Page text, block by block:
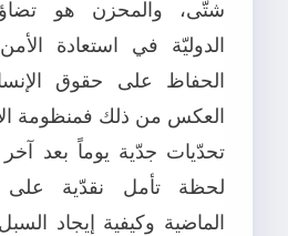
شتّى، والمحزن هو
الدوليّة في استعادة
الحفاظ على حقوق
العكس من ذلك فمنظومة
تحدّيات جدّية يوماً بعد آخر
لحظة تأمل نقدّية على
الماضية وكيفية إيجاد